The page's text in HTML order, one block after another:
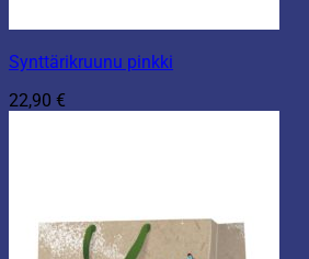
Synttärikruunu pinkki
22,90 €